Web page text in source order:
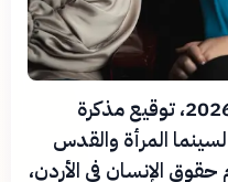
شهد يوم الأربعاء 5 أغسطس 2026، توقيع مذكرة
المرأة والقدس
حقوق الإنسان في الأردن،